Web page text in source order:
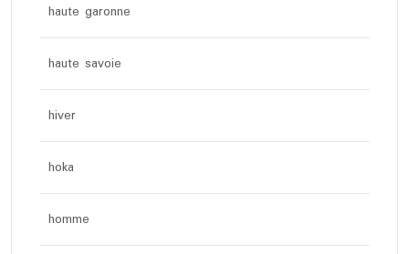
haute garonne
haute savoie
hiver
hoka
homme